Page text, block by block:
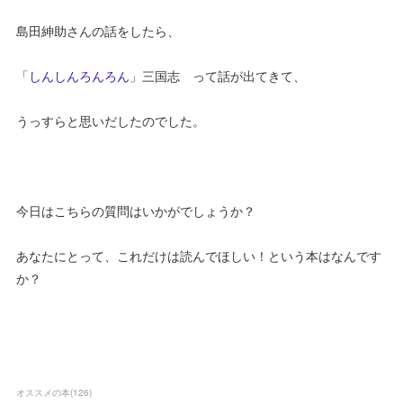
島田紳助さんの話をしたら、
「 しんしんろんろん 」三国志 って話が出てきて、
うっすらと思いだしたのでした。
今日はこちらの質問はいかがでしょうか？
あなたにとって、これだけは読んでほしい！という本はなんです
か？
オススメの本(126)